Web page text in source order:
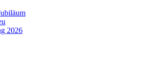
2026